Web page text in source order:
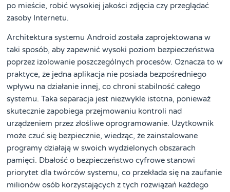
po mieście, robić wysokiej jakości zdjęcia czy przeglądać
zasoby Internetu.
Architektura systemu Android została zaprojektowana w
taki sposób, aby zapewnić wysoki poziom bezpieczeństwa
poprzez izolowanie poszczególnych procesów. Oznacza to w
praktyce, że jedna aplikacja nie posiada bezpośredniego
wpływu na działanie innej, co chroni stabilność całego
systemu. Taka separacja jest niezwykle istotna, ponieważ
skutecznie zapobiega przejmowaniu kontroli nad
urządzeniem przez złośliwe oprogramowanie. Użytkownik
może czuć się bezpiecznie, wiedząc, że zainstalowane
programy działają w swoich wydzielonych obszarach
pamięci. Dbałość o bezpieczeństwo cyfrowe stanowi
priorytet dla twórców systemu, co przekłada się na zaufanie
milionów osób korzystających z tych rozwiązań każdego